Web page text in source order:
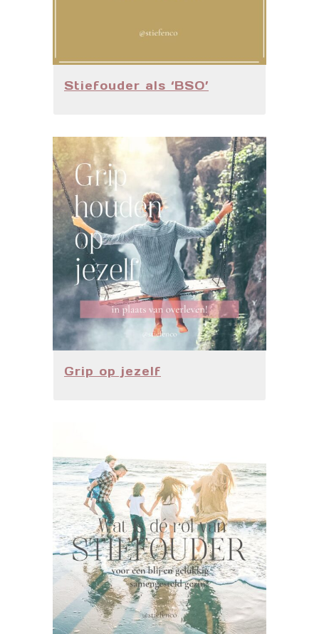
Stiefouder als ‘BSO’
Grip op jezelf